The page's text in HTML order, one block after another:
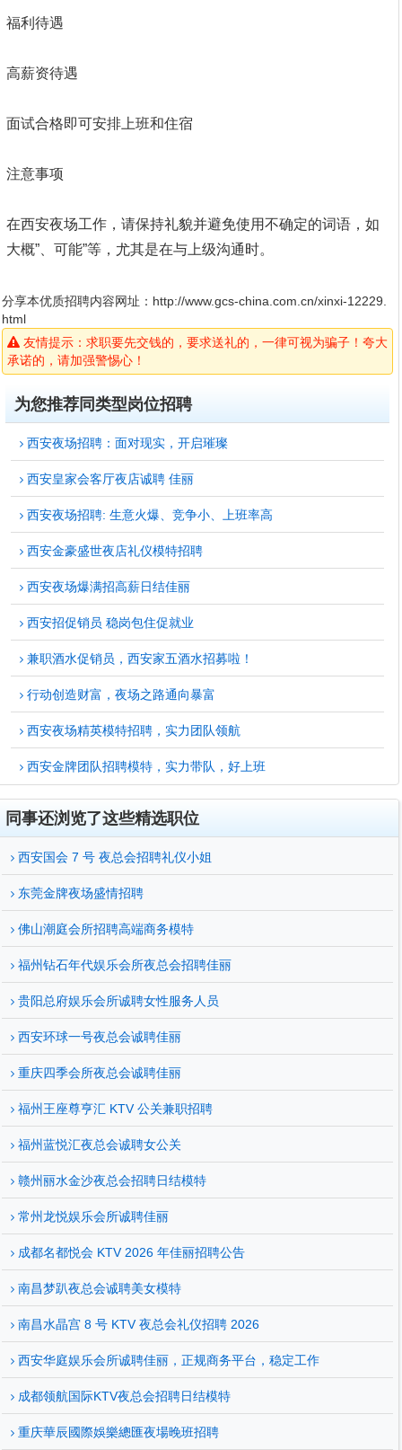
福利待遇
高薪资待遇
面试合格即可安排上班和住宿
注意事项
在西安夜场工作，请保持礼貌并避免使用不确定的词语，如
大概”、可能”等，尤其是在与上级沟通时。
分享本优质招聘内容网址： http://www.gcs-china.com.cn/xinxi-12229.
html
友情提示：求职要先交钱的，要求送礼的，一律可视为骗子！夸大
承诺的，请加强警惕心！
为您推荐同类型岗位招聘
西安夜场招聘：面对现实，开启璀璨
西安皇家会客厅夜店诚聘 佳丽
西安夜场招聘: 生意火爆、竞争小、上班率高
西安金豪盛世夜店礼仪模特招聘
西安夜场爆满招高薪日结佳丽
西安招促销员 稳岗包住促就业
兼职酒水促销员，西安家五酒水招募啦！
行动创造财富，夜场之路通向暴富
西安夜场精英模特招聘，实力团队领航
西安金牌团队招聘模特，实力带队，好上班
同事还浏览了这些精选职位
西安国会 7 号 夜总会招聘礼仪小姐
东莞金牌夜场盛情招聘
佛山潮庭会所招聘高端商务模特
福州钻石年代娱乐会所夜总会招聘佳丽
贵阳总府娱乐会所诚聘女性服务人员
西安环球一号夜总会诚聘佳丽
重庆四季会所夜总会诚聘佳丽
福州王座尊亨汇 KTV 公关兼职招聘
福州蓝悦汇夜总会诚聘女公关
赣州丽水金沙夜总会招聘日结模特
常州龙悦娱乐会所诚聘佳丽
成都名都悦会 KTV 2026 年佳丽招聘公告
南昌梦趴夜总会诚聘美女模特
南昌水晶宫 8 号 KTV 夜总会礼仪招聘 2026
西安华庭娱乐会所诚聘佳丽，正规商务平台，稳定工作
成都领航国际KTV夜总会招聘日结模特
重庆華辰國際娛樂總匯夜場晚班招聘